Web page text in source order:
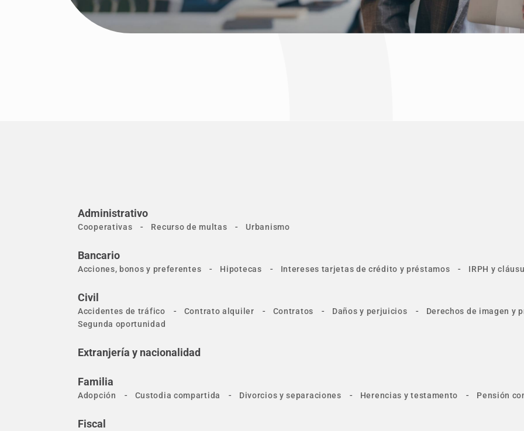
Administrativo
Cooperativas - Recurso de multas - Urbanismo
Bancario
Acciones, bonos y preferentes - Hipotecas - Intereses tarjetas de crédito y préstamos - IRPH y
Civil
Accidentes de tráfico - Contrato alquiler - Contratos - Daños y perjuicios - Derechos de imagen y
Segunda oportunidad
Extranjería y nacionalidad
Familia
Adopción - Custodia compartida - Divorcios y separaciones - Herencias y testamento - Pensión
Fiscal